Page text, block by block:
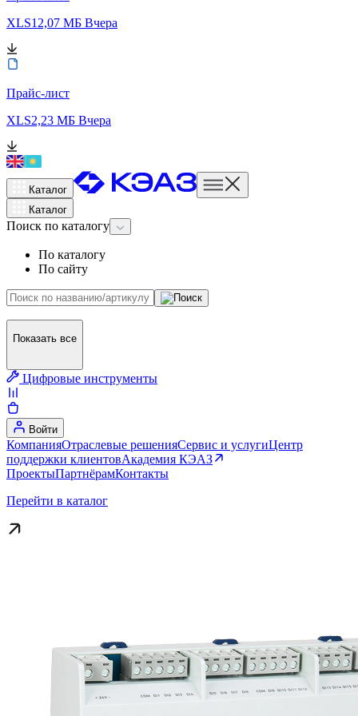
XLS12,07 МБ Вчера
Прайс-лист
XLS2,23 МБ Вчера
Каталог
Каталог
Поиск по каталогу
По каталогу
По сайту
Показать все
Цифровые инструменты
Войти
КомпанияОтраслевые решенияСервис и услугиЦентр
поддержки клиентовАкадемия КЭАЗ
ПроектыПартнёрамКонтакты
Перейти в каталог